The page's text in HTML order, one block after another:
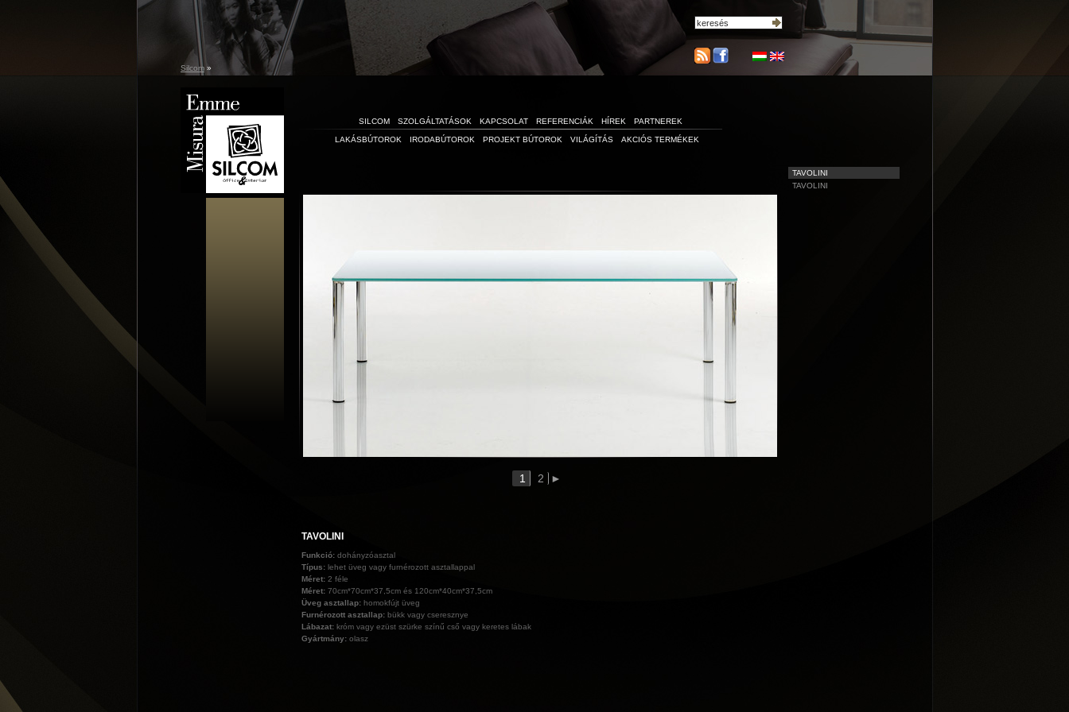
Silcom »
SILCOM SZOLGÁLTATÁSOK KAPCSOLAT REFERENCIÁK HÍREK PARTNEREK
LAKÁSBÚTOROK IRODABÚTOROK PROJEKT BÚTOROK VILÁGÍTÁS AKCIÓS TERMÉKEK
1 2 ►
TAVOLINI
Funkció: dohányzóasztal
Típus: lehet üveg vagy furnérozott asztallappal
Méret: 2 féle
Méret: 70cm*70cm*37,5cm és 120cm*40cm*37,5cm
Üveg asztallap: homokfújt üveg
Furnérozott asztallap: bükk vagy cseresznye
Lábazat: króm vagy ezüst szürke színű cső vagy keretes lábak
Gyártmány: olasz
TAVOLINI
TAVOLINI